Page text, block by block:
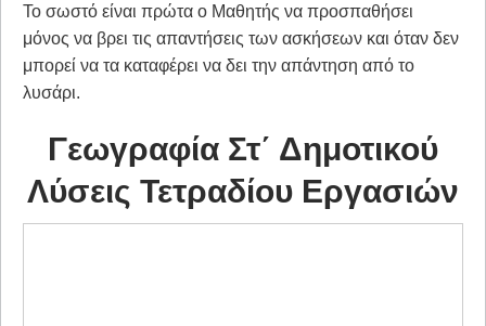
Το σωστό είναι πρώτα ο Μαθητής να προσπαθήσει
μόνος να βρει τις απαντήσεις των ασκήσεων και όταν δεν
μπορεί να τα καταφέρει να δει την απάντηση από το
λυσάρι.
Γεωγραφία Στ΄ Δημοτικού
Λύσεις Τετραδίου Εργασιών